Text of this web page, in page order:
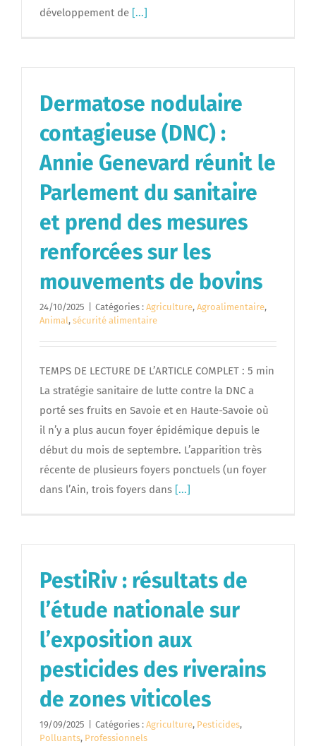
développement de [...]
Dermatose nodulaire
contagieuse (DNC) :
Annie Genevard réunit le
Parlement du sanitaire
et prend des mesures
renforcées sur les
mouvements de bovins
24/10/2025 Catégories : Agriculture, Agroalimentaire,
Animal, sécurité alimentaire
TEMPS DE LECTURE DE L’ARTICLE COMPLET : 5 min
La stratégie sanitaire de lutte contre la DNC a
porté ses fruits en Savoie et en Haute-Savoie où
il n’y a plus aucun foyer épidémique depuis le
début du mois de septembre. L’apparition très
récente de plusieurs foyers ponctuels (un foyer
dans l’Ain, trois foyers dans [...]
PestiRiv : résultats de
l’étude nationale sur
l’exposition aux
pesticides des riverains
de zones viticoles
19/09/2025 Catégories : Agriculture, Pesticides,
Polluants, Professionnels